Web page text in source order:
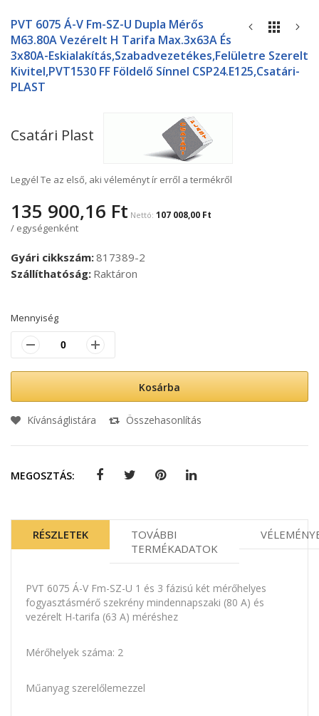
a
képgaléria
elejére
PVT 6075 Á-V Fm-SZ-U Dupla Mérős
M63.80A Vezérelt H Tarifa Max.3x63A És
3x80A-Eskialakítás,szabadvezetékes,felületre Szerelt
Kivitel,PVT1530 FF Földelő Sínnel CSP24.E125,Csatári-
PLAST
Csatári Plast
Legyél Te az első, aki véleményt ír erről a termékről
135 900,16 Ft 107 008,00 Ft
/ egységenként
Gyári cikkszám 817389-2
Szállíthatóság Raktáron
Mennyiség
Kosárba
Kívánságlistára Összehasonlítás
MEGOSZTÁS:
RÉSZLETEK
TOVÁBBI
TERMÉKADATOK
PVT 6075 Á-V Fm-SZ-U 1 és 3 fázisú két mérőhelyes
fogyasztásmérő szekrény mindennapszaki (80 A) és
vezérelt H-tarifa (63 A) méréshez
Mérőhelyek száma: 2
Műanyag szerelőlemezzel